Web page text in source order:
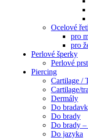
Ocelové
pro
pro
Perlové šperky
Perlové
Piercing
Cartilage /
Cartilage/
Dermály
Do
Do brady
Do brady –
Do jazyka